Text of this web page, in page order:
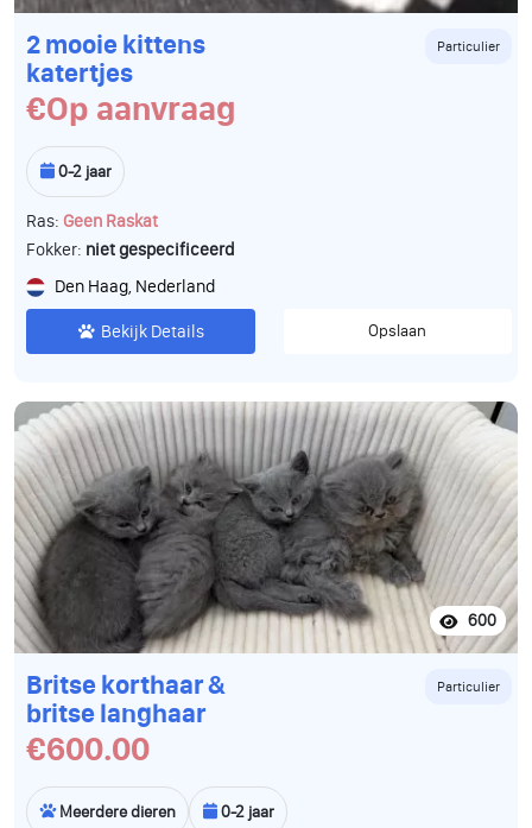
2 mooie kittens
katertjes
Particulier
€Op aanvraag
0-2 jaar
Ras: Geen Raskat
Fokker: niet gespecificeerd
Den Haag, Nederland
Bekijk Details Opslaan
600
Britse korthaar &
britse langhaar
Particulier
€600.00
Meerdere dieren 0-2 jaar